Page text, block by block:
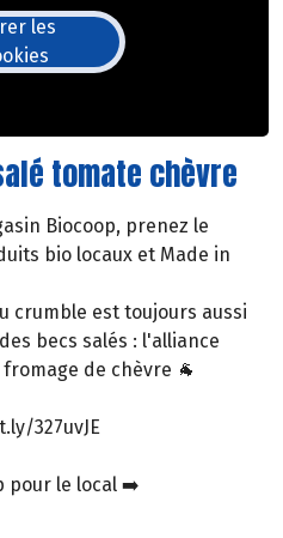
les
tomate chèvre
Biocoop, prenez le
bio locaux et Made in
crumble est toujours aussi
becs salés : l'alliance
de chèvre 🐐
327uvJE
pour le local ➡️